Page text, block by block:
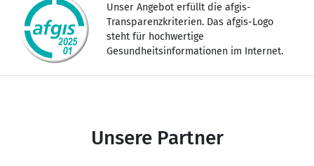
Unser Angebot erfüllt die afgis-
Transparenzkriterien. Das afgis-Logo
steht für hochwertige
Gesundheitsinformationen im Internet.
Unsere Partner